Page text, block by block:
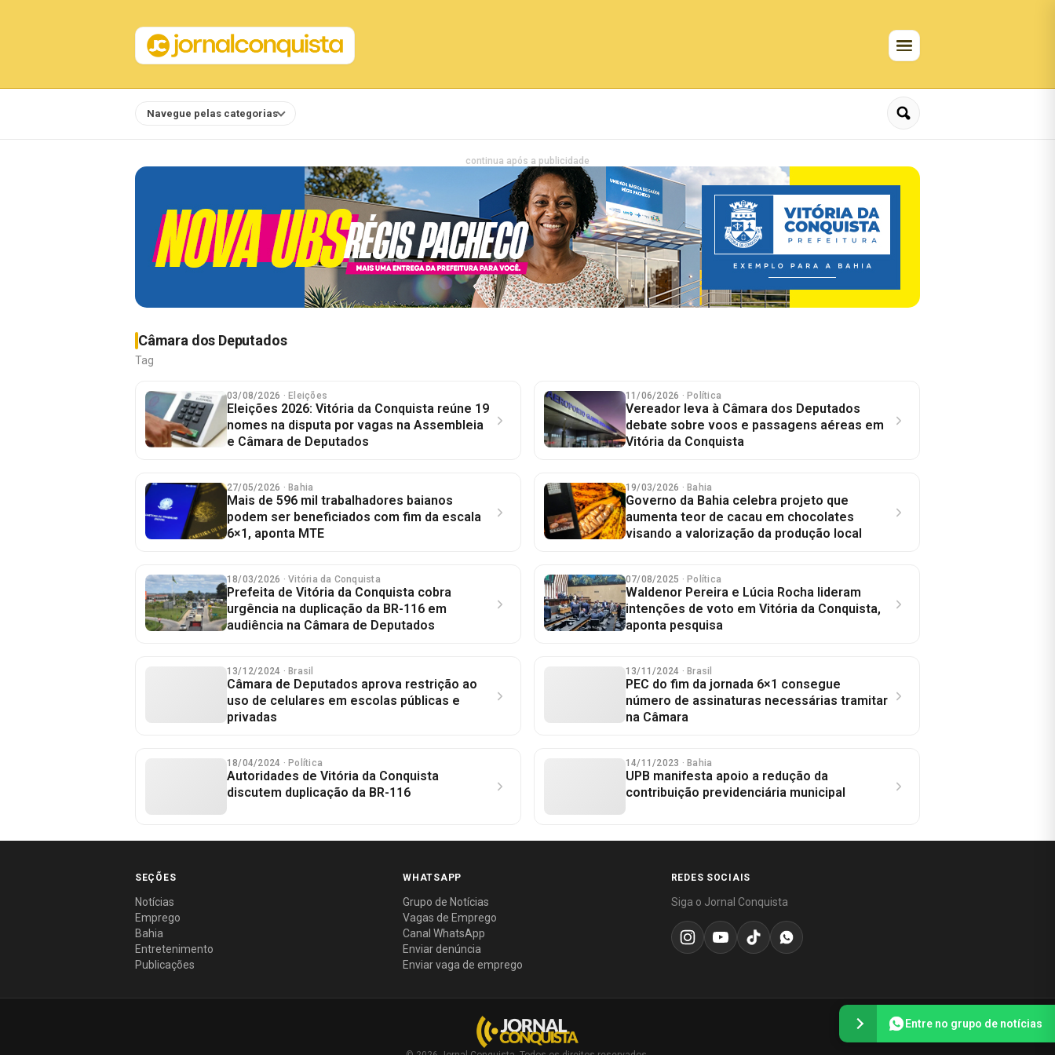
Navegue pelas categorias
continua após a publicidade
Câmara dos Deputados
Tag
03/08/2026 · Eleições
Eleições 2026: Vitória da Conquista reúne 19
nomes na disputa por vagas na Assembleia
e Câmara de Deputados
11/06/2026 · Política
Vereador leva à Câmara dos Deputados
debate sobre voos e passagens aéreas em
Vitória da Conquista
27/05/2026 · Bahia
Mais de 596 mil trabalhadores baianos
podem ser beneficiados com fim da escala
6×1, aponta MTE
19/03/2026 · Bahia
Governo da Bahia celebra projeto que
aumenta teor de cacau em chocolates
visando a valorização da produção local
18/03/2026 · Vitória da Conquista
Prefeita de Vitória da Conquista cobra
urgência na duplicação da BR-116 em
audiência na Câmara de Deputados
07/08/2025 · Política
Waldenor Pereira e Lúcia Rocha lideram
intenções de voto em Vitória da Conquista,
aponta pesquisa
13/12/2024 · Brasil
Câmara de Deputados aprova restrição ao
uso de celulares em escolas públicas e
privadas
13/11/2024 · Brasil
PEC do fim da jornada 6×1 consegue
número de assinaturas necessárias tramitar
na Câmara
18/04/2024 · Política
Autoridades de Vitória da Conquista
discutem duplicação da BR-116
14/11/2023 · Bahia
UPB manifesta apoio a redução da
contribuição previdenciária municipal
SEÇÕES
Notícias
Emprego
Bahia
Entretenimento
Publicações
WHATSAPP
Grupo de Notícias
Vagas de Emprego
Canal WhatsApp
Enviar denúncia
Enviar vaga de emprego
REDES SOCIAIS
Siga o Jornal Conquista
Entre no grupo de notícias